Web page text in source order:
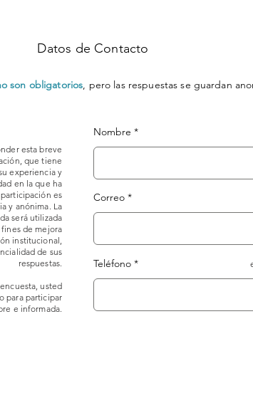
Datos de Contacto
son obligatorios, pero las respuestas se guardan
esta breve
que tiene
experiencia y
en la que ha
es
y anónima. La
será utilizada
de mejora
institucional,
de sus
respuestas.
usted
para participar
e informada.
Nombre
Correo
Teléfono